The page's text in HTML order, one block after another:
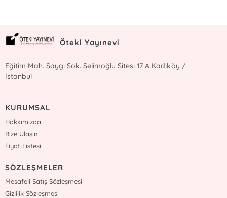
Öteki Yayınevi
Eğitim Mah. Saygı Sok. Selimoğlu Sitesi 17 A Kadıköy /
İstanbul
KURUMSAL
Hakkımızda
Bize Ulaşın
Fiyat Listesi
SÖZLEŞMELER
Mesafeli Satış Sözleşmesi
Gizlilik Sözleşmesi